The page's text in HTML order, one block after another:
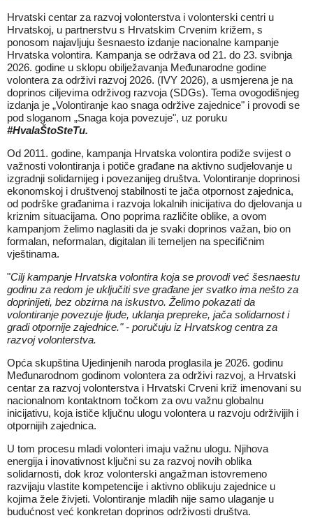
Hrvatski centar za razvoj volonterstva i volonterski centri u
Hrvatskoj, u partnerstvu s Hrvatskim Crvenim križem, s
ponosom najavljuju šesnaesto izdanje nacionalne kampanje
Hrvatska volontira. Kampanja se održava od 21. do 23. svibnja
2026. godine u sklopu obilježavanja Međunarodne godine
volontera za održivi razvoj 2026. (IVY 2026), a usmjerena je na
doprinos ciljevima održivog razvoja (SDGs). Tema ovogodišnjeg
izdanja je „Volontiranje kao snaga održive zajednice" i provodi se
pod sloganom „Snaga koja povezuje", uz poruku
#HvalaŠtoSteTu.
Od 2011. godine, kampanja Hrvatska volontira podiže svijest o
važnosti volontiranja i potiče građane na aktivno sudjelovanje u
izgradnji solidarnijeg i povezanijeg društva. Volontiranje doprinosi
ekonomskoj i društvenoj stabilnosti te jača otpornost zajednica,
od podrške građanima i razvoja lokalnih inicijativa do djelovanja u
kriznim situacijama. Ono poprima različite oblike, a ovom
kampanjom želimo naglasiti da je svaki doprinos važan, bio on
formalan, neformalan, digitalan ili temeljen na specifičnim
vještinama.
"Cilj kampanje Hrvatska volontira koja se provodi već šesnaestu
godinu za redom je uključiti sve građane jer svatko ima nešto za
doprinijeti, bez obzirna na iskustvo. Želimo pokazati da
volontiranje povezuje ljude, uklanja prepreke, jača solidarnost i
gradi otpornije zajednice." - poručuju iz Hrvatskog centra za
razvoj volonterstva.
Opća skupština Ujedinjenih naroda proglasila je 2026. godinu
Međunarodnom godinom volontera za održivi razvoj, a Hrvatski
centar za razvoj volonterstva i Hrvatski Crveni križ imenovani su
nacionalnom kontaktnom točkom za ovu važnu globalnu
inicijativu, koja ističe ključnu ulogu volontera u razvoju održivijih i
otpornijih zajednica.
U tom procesu mladi volonteri imaju važnu ulogu. Njihova
energija i inovativnost ključni su za razvoj novih oblika
solidarnosti, dok kroz volonterski angažman istovremeno
razvijaju vlastite kompetencije i aktivno oblikuju zajednice u
kojima žele živjeti. Volontiranje mladih nije samo ulaganje u
budućnost već konkretan doprinos održivosti društva.